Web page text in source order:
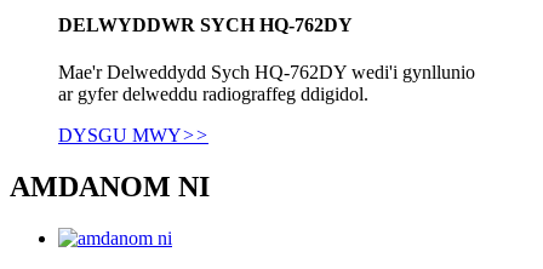
DELWYDDWR SYCH HQ-762DY
Mae'r Delweddydd Sych HQ-762DY wedi'i gynllunio
ar gyfer delweddu radiograffeg ddigidol.
DYSGU MWY>>
AMDANOM NI